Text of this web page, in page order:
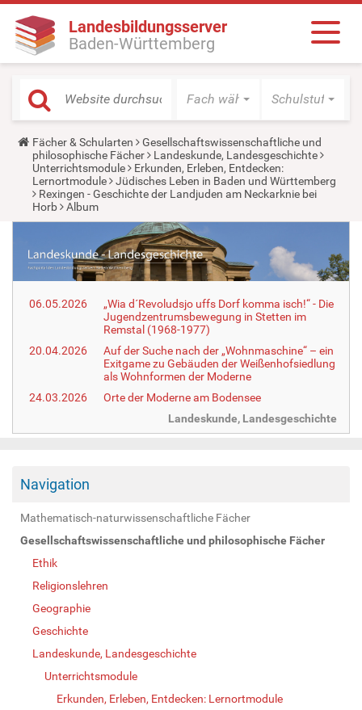
Landesbildungsserver
Baden-Württemberg
Fach wählen Schulstufe
Y
o
u
a
r
e
h
e
:
Fächer & Schularten
Gesellschaftswissenschaftliche und
philosophische Fächer
Landeskunde, Landesgeschichte
Unterrichtsmodule
Erkunden, Erleben, Entdecken:
Lernortmodule
Jüdisches Leben in Baden und Württemberg
Rexingen - Geschichte der Landjuden am Neckarknie bei
Horb
Album
06.05.2026
„Wia d´Revoludsjo uffs Dorf komma isch!“ - Die
Jugendzentrumsbewegung in Stetten im
Remstal (1968-1977)
20.04.2026
Auf der Suche nach der „Wohnmaschine“ – ein
Exitgame zu Gebäuden der Weißenhofsiedlung
als Wohnformen der Moderne
24.03.2026
Orte der Moderne am Bodensee
Landeskunde, Landesgeschichte
Navigation
Mathematisch-naturwissenschaftliche Fächer
Gesellschaftswissenschaftliche und philosophische Fächer
Ethik
Religionslehren
Geographie
Geschichte
Landeskunde, Landesgeschichte
Unterrichtsmodule
Erkunden, Erleben, Entdecken: Lernortmodule